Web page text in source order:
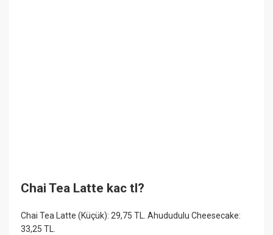
Chai Tea Latte kac tl?
Chai Tea Latte (Küçük): 29,75 TL. Ahududulu Cheesecake:
33,25 TL.